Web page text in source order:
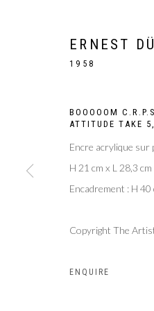
ERNEST
1958
BOOOOOM
ATTITUDE TAKE 5
Encre acrylique
H 21 cm x L 28,3 cm
Encadrement : H 40
Copyright The
ENQUIRE